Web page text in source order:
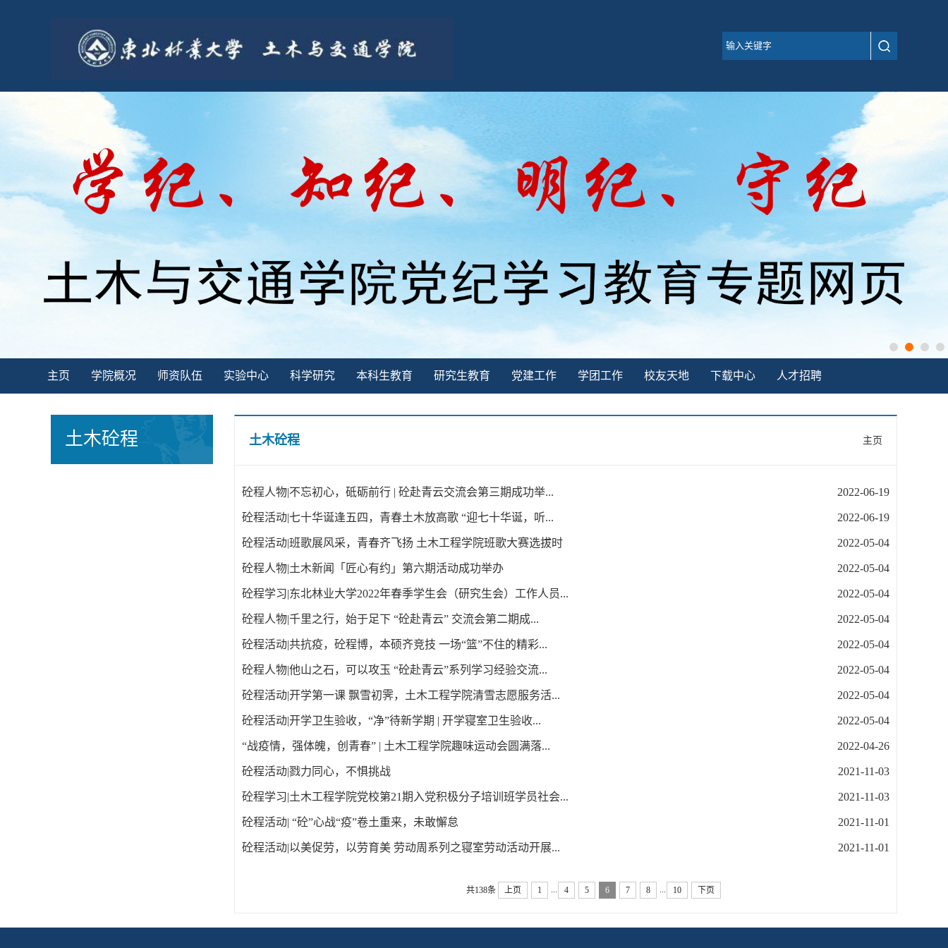
主页 学院概况 师资队伍 实验中心 科学研究 本科生教育 研究生教育 党建工作 学团工作 校友天地 下载中心 人才招聘
土木砼程 土木砼程 主页
砼程人物|不忘初心，砥砺前行 | 砼赴青云交流会第三期成功举... 2022-06-19
砼程活动|七十华诞逢五四，青春土木放高歌 “迎七十华诞，听... 2022-06-19
砼程活动|班歌展风采，青春齐飞扬 土木工程学院班歌大赛选拔时 2022-05-04
砼程人物|土木新闻「匠心有约」第六期活动成功举办 2022-05-04
砼程学习|东北林业大学2022年春季学生会（研究生会）工作人员... 2022-05-04
砼程人物|千里之行，始于足下 “砼赴青云” 交流会第二期成... 2022-05-04
砼程活动|共抗疫，砼程博，本硕齐竞技 一场“篮”不住的精彩... 2022-05-04
砼程人物|他山之石，可以攻玉 “砼赴青云”系列学习经验交流... 2022-05-04
砼程活动|开学第一课 飘雪初霁，土木工程学院清雪志愿服务活... 2022-05-04
砼程活动|开学卫生验收，“净”待新学期 | 开学寝室卫生验收... 2022-05-04
“战疫情，强体魄，创青春” | 土木工程学院趣味运动会圆满落... 2022-04-26
砼程活动|戮力同心，不惧挑战 2021-11-03
砼程学习|土木工程学院党校第21期入党积极分子培训班学员社会... 2021-11-03
砼程活动| “砼”心战“疫”卷土重来，未敢懈怠 2021-11-01
砼程活动|以美促劳，以劳育美 劳动周系列之寝室劳动活动开展... 2021-11-01
共138条 上页 1 ... 4 5 6 7 8 ... 10 下页